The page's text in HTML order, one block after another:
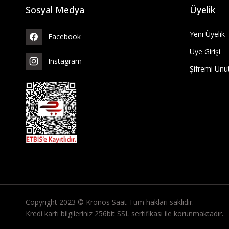
Sosyal Medya
Facebook
Instagram
Üyelik
Yeni Üyelik
Üye Girişi
Şifremi
Copyright 2023 © Kronos Saat Tüm hakları saklıdır.
Kredi kartı bilgileriniz 256bit SSL sertifikası ile korunmaktadır.